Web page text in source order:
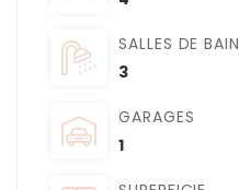
SALLES DE BAIN
3
GARAGES
1